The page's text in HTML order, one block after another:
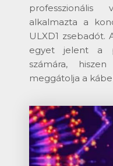
professzionális
alkalmazta a
ULXD1 zsebadót.
egyet jelent a
számára,
meggátolja a